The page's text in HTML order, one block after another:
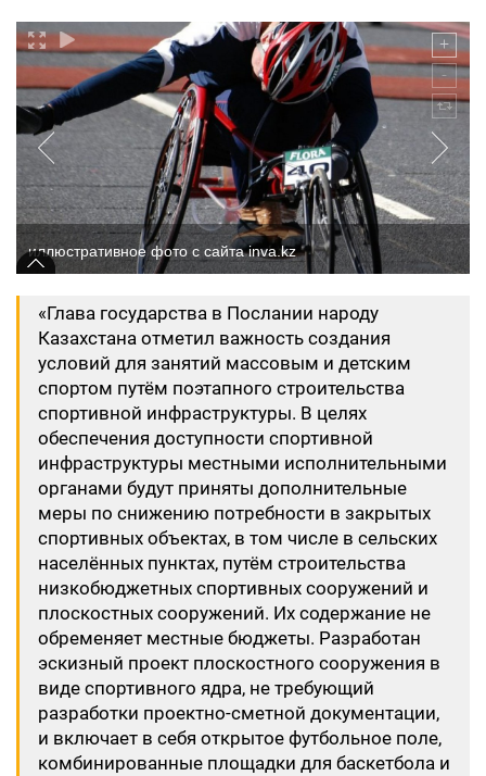
иллюстративное фото с сайта inva.kz
«Глава государства в Послании народу
Казахстана отметил важность создания
условий для занятий массовым и детским
спортом путём поэтапного строительства
спортивной инфраструктуры. В целях
обеспечения доступности спортивной
инфраструктуры местными исполнительными
органами будут приняты дополнительные
меры по снижению потребности в закрытых
спортивных объектах, в том числе в сельских
населённых пунктах, путём строительства
низкобюджетных спортивных сооружений и
плоскостных сооружений. Их содержание не
обременяет местные бюджеты. Разработан
эскизный проект плоскостного сооружения в
виде спортивного ядра, не требующий
разработки проектно-сметной документации,
и включает в себя открытое футбольное поле,
комбинированные площадки для баскетбола и